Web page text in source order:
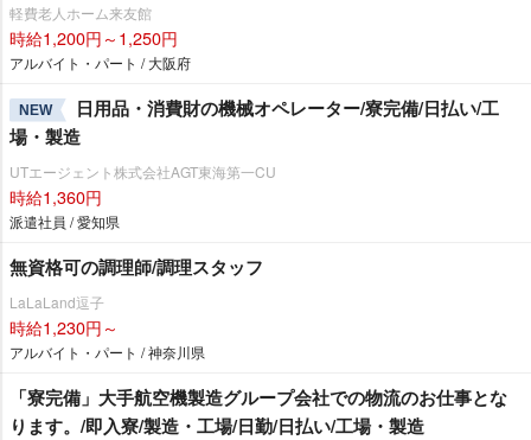
軽費老人ホーム来友館
時給1,200円～1,250円
アルバイト・パート / 大阪府
NEW
日用品・消費財の機械オペレーター/寮完備/日払い/工
場・製造
UTエージェント株式会社AGT東海第一CU
時給1,360円
派遣社員 / 愛知県
無資格可の調理師/調理スタッフ
LaLaLand逗子
時給1,230円～
アルバイト・パート / 神奈川県
「寮完備」大手航空機製造グループ会社での物流のお仕事とな
ります。/即入寮/製造・工場/日勤/日払い/工場・製造